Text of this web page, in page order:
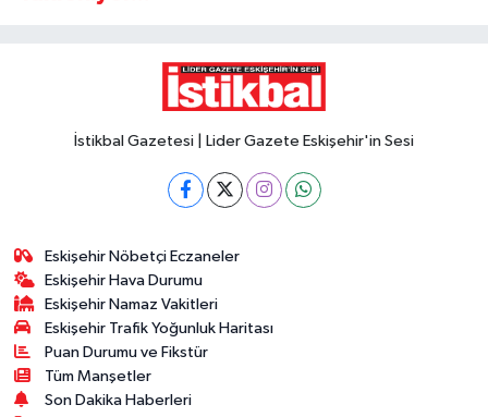
İstikbal Gazetesi | Lider Gazete Eskişehir'in Sesi
Eskişehir Nöbetçi Eczaneler
Eskişehir Hava Durumu
Eskişehir Namaz Vakitleri
Eskişehir Trafik Yoğunluk Haritası
Puan Durumu ve Fikstür
Tüm Manşetler
Son Dakika Haberleri